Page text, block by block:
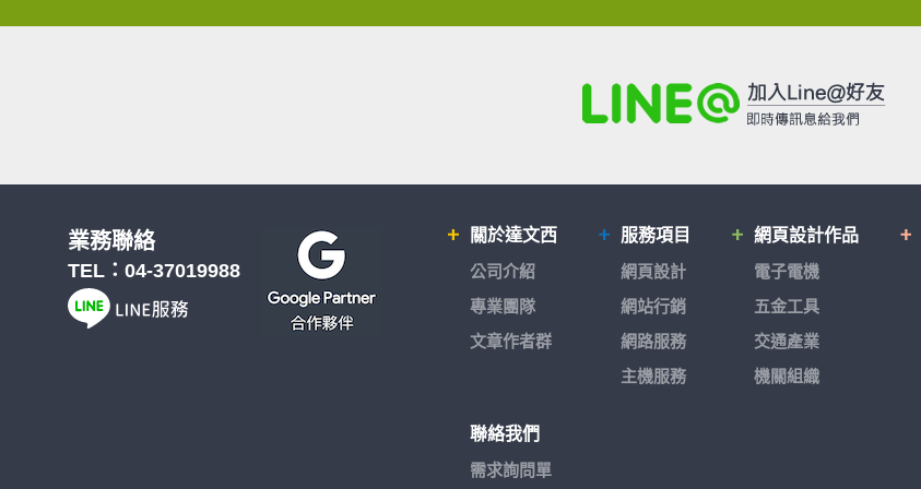
關於達文西
公司介紹
專業團隊
文章作者群
服務項目
網頁設計
網站行銷
網路服務
主機服務
網頁設計作品
電子電機
五金工具
交通產業
機關組織
聯絡我們
需求詢問單
業務聯絡
TEL： 04-37019988